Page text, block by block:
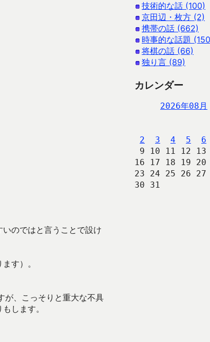
のではと言うことで設け
す）。
が、こっそりと重大な不具
します。
技術的な話 (100)
京田辺・枚方 (2)
携帯の話 (662)
時事的な話題
将棋の話 (66)
独り言 (89)
カレンダー
2026年08月
2
3 4 5 6
9 10 11 12 13
16 17 18 19 20
23 24 25 26 27
30 31